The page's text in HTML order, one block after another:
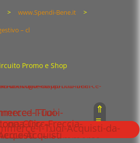
> www.Spendi-Bene.it
>
– cl
Promo e Shop
⇑
≡
⇓